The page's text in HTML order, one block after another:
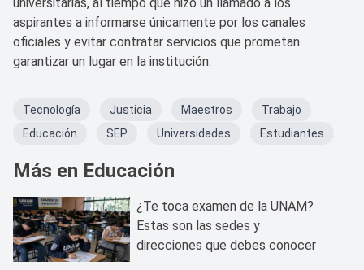
aspirantes a informarse únicamente por los canales
oficiales y evitar contratar servicios que prometan
garantizar un lugar en la institución.
Tecnología Justicia Maestros
Trabajo
Educación
SEP Universidades Estudiantes
Más en Educación
¿Te toca examen de la UNAM?
Estas son las sedes y
direcciones que debes conocer